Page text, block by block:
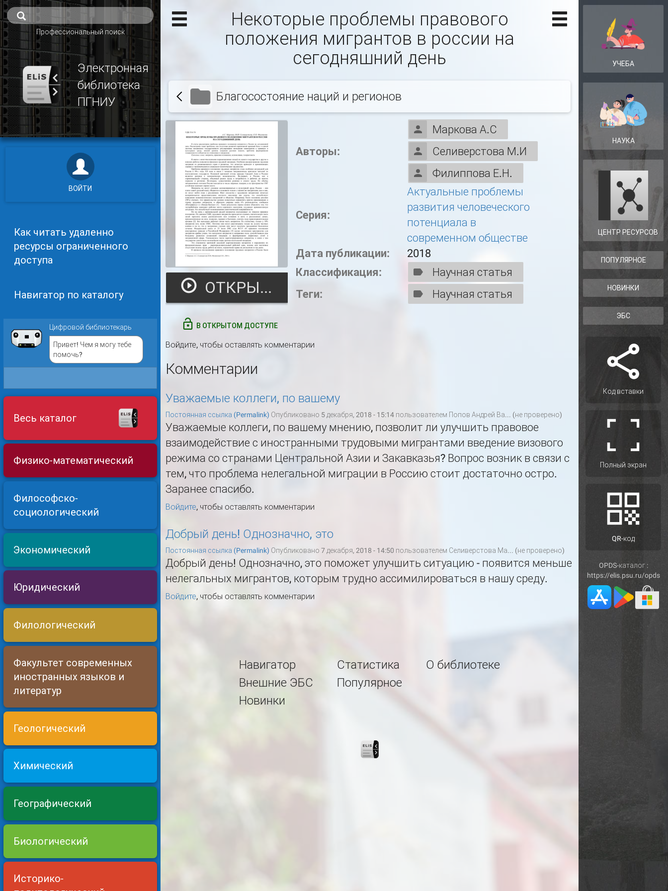
Профессиональный поиск
Электронная
библиотека
ПГНИУ
ВОЙТИ
Как читать удаленно
ресурсы ограниченного
доступа
Навигатор по каталогу
Цифровой библиотекарь
Привет! Чем я могу тебе
помочь?
Весь каталог
Физико-математический
Философско-
социологический
Экономический
Юридический
Филологический
Факультет современных
иностранных языков и
литератур
Геологический
Химический
Географический
Биологический
Историко-
Некоторые проблемы правового
положения мигрантов в россии на
сегодняшний день
Благосостояние наций и регионов
ОТКРЫТЬ
Авторы:
Маркова А.С
Селиверстова М.И
Филиппова Е.Н.
Серия:
Актуальные проблемы
развития человеческого
потенциала в
современном обществе
Дата публикации:
2018
Классификация:
Научная статья
Теги:
Научная статья
В ОТКРЫТОМ ДОСТУПЕ
Войдите, чтобы оставлять комментарии
Комментарии
Уважаемые коллеги, по вашему
Постоянная ссылка (Permalink) Опубликовано 5 декабря, 2018 - 15:14 пользователем Попов Андрей Ва... (не проверено)
Уважаемые коллеги, по вашему мнению, позволит ли улучшить правовое
взаимодействие с иностранными трудовыми мигрантами введение визового
режима со странами Центральной Азии и Закавказья? Вопрос возник в связи с
тем, что проблема нелегальной миграции в Россию стоит достаточно остро.
Заранее спасибо.
Войдите, чтобы оставлять комментарии
Добрый день! Однозначно, это
Постоянная ссылка (Permalink) Опубликовано 7 декабря, 2018 - 14:50 пользователем Селиверстова Ма... (не проверено)
Добрый день! Однозначно, это поможет улучшить ситуацию - появится меньше
нелегальных мигрантов, которым трудно ассимилироваться в нашу среду.
Войдите, чтобы оставлять комментарии
Навигатор
Внешние ЭБС
Новинки
Статистика
Популярное
О библиотеке
УЧЕБА
НАУКА
ЦЕНТР РЕСУРСОВ
ПОПУЛЯРНОЕ
НОВИНКИ
ЭБС
Код вставки
Полный экран
QR-код
OPDS-каталог :
https://elis.psu.ru/opds